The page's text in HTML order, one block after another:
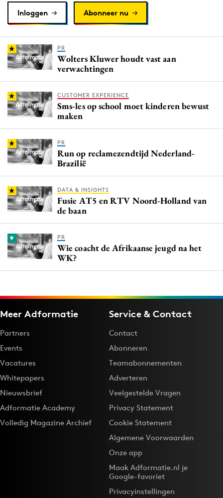
Inloggen Abonneer nu
PR
Wolters Kluwer houdt vast aan
verwachtingen
CUSTOMER EXPERIENCE
Sms-les op school moet kinderen bewust
maken
PR
Run op reclamezendtijd Nederland-
Brazilië
DATA & INSIGHTS
Fusie AT5 en RTV Noord-Holland van
de baan
PR
Wie coacht de Afrikaanse jeugd na het
WK?
Meer Adformatie
Partners
Events
Vacatures
Whitepapers
Nieuwsbrief
Adformatie Academy
Volledig Magazine Archief
Service & Contact
Contact
Abonneren
Teamabonnementen
Adverteren
Veelgestelde Vragen
Privacy Statement
Cookie Statement
Algemene Voorwaarden
Onze app
Maak Adformatie.nl je
Google-favoriet
Privacyinstellingen